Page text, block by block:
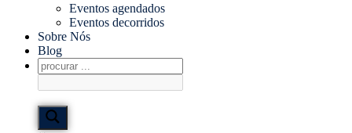
Eventos agendados
Eventos decorridos
Sobre Nós
Blog